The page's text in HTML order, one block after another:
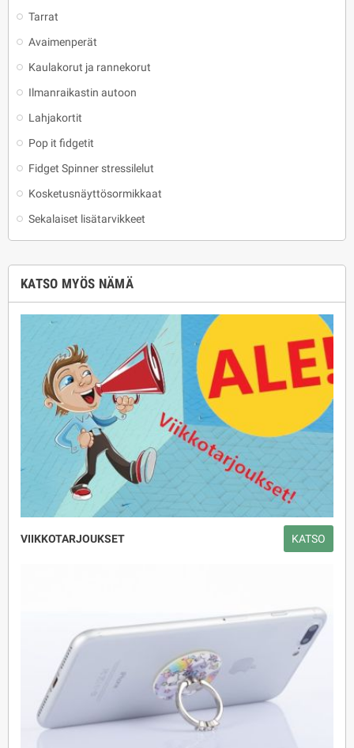
Tarrat
Avaimenperät
Kaulakorut ja rannekorut
Ilmanraikastin autoon
Lahjakortit
Pop it fidgetit
Fidget Spinner stressilelut
Kosketusnäyttösormikkaat
Sekalaiset lisätarvikkeet
KATSO MYÖS NÄMÄ
VIIKKOTARJOUKSET KATSO